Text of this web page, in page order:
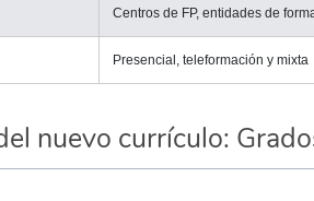
Centros de FP, entidades de
Presencial, teleformación y mixta
nuevo currículo: